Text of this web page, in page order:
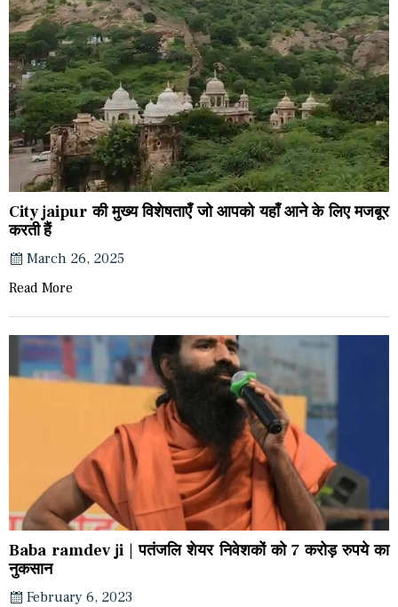
City jaipur की मुख्य विशेषताएँ जो आपको यहाँ आने के लिए मजबूर
करती हैं
March 26, 2025
Read More
Baba ramdev ji | पतंजलि शेयर निवेशकों को 7 करोड़ रुपये का
नुकसान
February 6, 2023